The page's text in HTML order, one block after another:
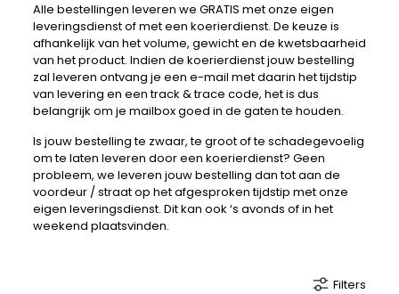
Alle bestellingen leveren we GRATIS met onze eigen
leveringsdienst of met een koerierdienst. De keuze is
afhankelijk van het volume, gewicht en de kwetsbaarheid
van het product. Indien de koerierdienst jouw bestelling
zal leveren ontvang je een e-mail met daarin het tijdstip
van levering en een track & trace code, het is dus
belangrijk om je mailbox goed in de gaten te houden.
Is jouw bestelling te zwaar, te groot of te schadegevoelig
om te laten leveren door een koerierdienst? Geen
probleem, we leveren jouw bestelling dan tot aan de
voordeur / straat op het afgesproken tijdstip met onze
eigen leveringsdienst. Dit kan ook ‘s avonds of in het
weekend plaatsvinden.
Filters